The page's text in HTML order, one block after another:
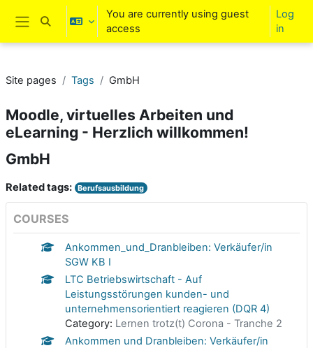
Skip to main content
Side panel
Toggle search input
You are currently using guest
access
Log
in
Site pages Tags GmbH
Moodle, virtuelles Arbeiten und
eLearning - Herzlich willkommen!
GmbH
Related tags: Berufsausbildung
COURSES
Ankommen_und_Dranbleiben: Verkäufer/in
SGW KB I
LTC Betriebswirtschaft - Auf
Leistungsstörungen kunden- und
unternehmensorientiert reagieren (DQR 4)
Category: Lernen trotz(t) Corona - Tranche 2
Ankommen und Dranbleiben: Verkäufer/in